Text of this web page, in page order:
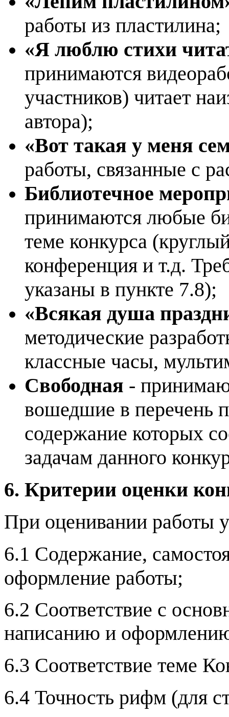
работы из пластилина;
«Я люблю стихи
принимаются
участников) читает
автора);
«Вот такая у меня
работы, связанные с
Библиотечное
принимаются любые
теме конкурса
конференция и т.д.
указаны в пункте 7.8);
«Всякая душа
методические
классные часы,
Свободная -
вошедшие в перечень
содержание которых
задачам данного
6. Критерии оценки
При оценивании работы
6.1 Содержание,
оформление работы;
6.2 Соответствие с
написанию и
6.3 Соответствие теме
6.4 Точность рифм (для